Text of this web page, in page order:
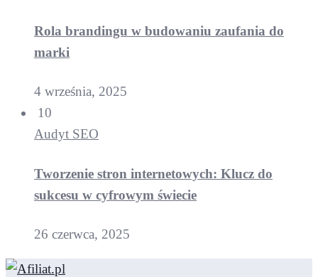
Rola brandingu w budowaniu zaufania do
marki
4 września, 2025
10
Audyt SEO
Tworzenie stron internetowych: Klucz do
sukcesu w cyfrowym świecie
26 czerwca, 2025